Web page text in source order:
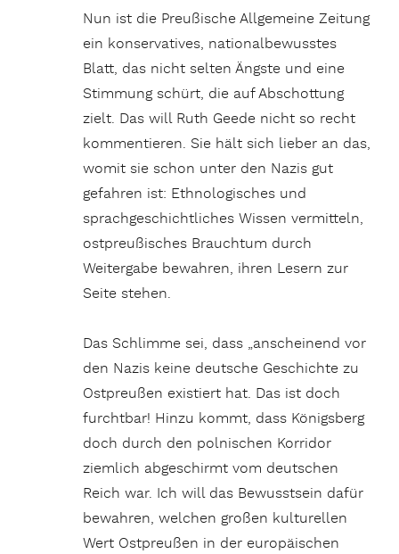
Nun ist die Preußische Allgemeine Zeitung
ein konservatives, nationalbewusstes
Blatt, das nicht selten Ängste und eine
Stimmung schürt, die auf Abschottung
zielt. Das will Ruth Geede nicht so recht
kommentieren. Sie hält sich lieber an das,
womit sie schon unter den Nazis gut
gefahren ist: Ethnologisches und
sprachgeschichtliches Wissen vermitteln,
ostpreußisches Brauchtum durch
Weitergabe bewahren, ihren Lesern zur
Seite stehen.
Das Schlimme sei, dass „anscheinend vor
den Nazis keine deutsche Geschichte zu
Ostpreußen existiert hat. Das ist doch
furchtbar! Hinzu kommt, dass Königsberg
doch durch den polnischen Korridor
ziemlich abgeschirmt vom deutschen
Reich war. Ich will das Bewusstsein dafür
bewahren, welchen großen kulturellen
Wert Ostpreußen in der europäischen